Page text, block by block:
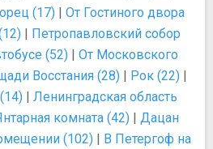
(17) | От Гостиного двора
| Петропавловский собор
(52) | От Московского
Восстания (28) | Рок (22) |
| Ленинградская область
комната (42) | Дацан
(102) | В Петергоф на